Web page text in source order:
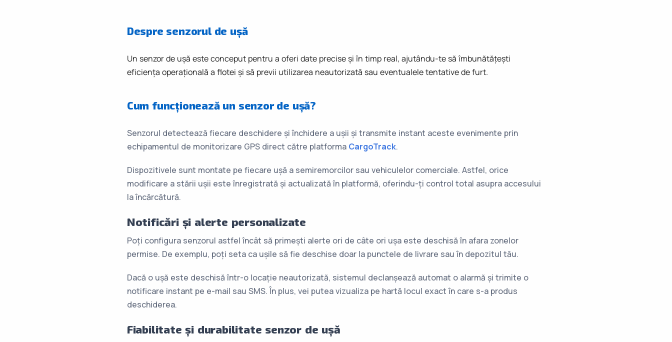
Despre senzorul de ușă
Un senzor de ușă este conceput pentru a oferi date precise și în timp real, ajutându-te să îmbunătățești
eficiența operațională a flotei și să previi utilizarea neautorizată sau eventualele tentative de furt.
Cum funcționează un senzor de ușă?
Senzorul detectează fiecare deschidere și închidere a ușii și transmite instant aceste evenimente prin
echipamentul de monitorizare GPS direct către platforma CargoTrack.
Dispozitivele sunt montate pe fiecare ușă a semiremorcilor sau vehiculelor comerciale. Astfel, orice
modificare a stării ușii este înregistrată și actualizată în platformă, oferindu-ți control total asupra accesului
la încărcătură.
Notificări și alerte personalizate
Poți configura senzorul astfel încât să primești alerte ori de câte ori ușa este deschisă în afara zonelor
permise. De exemplu, poți seta ca ușile să fie deschise doar la punctele de livrare sau în depozitul tău.
Dacă o ușă este deschisă într-o locație neautorizată, sistemul declanșează automat o alarmă și trimite o
notificare instant pe e-mail sau SMS. În plus, vei putea vizualiza pe hartă locul exact în care s-a produs
deschiderea.
Fiabilitate și durabilitate senzor de ușă